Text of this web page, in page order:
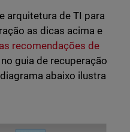
arquitetura de TI para
as dicas acima e
recomendações de
guia de recuperação
abaixo ilustra